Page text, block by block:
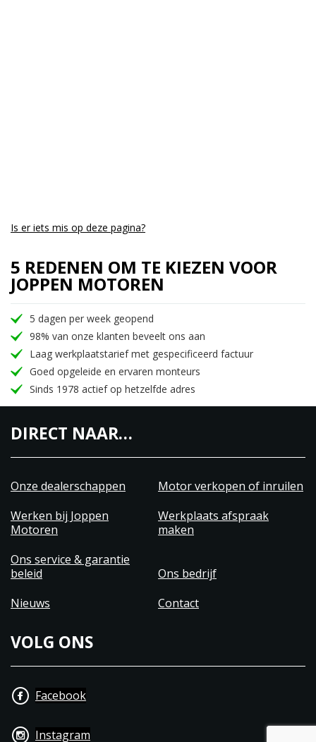
Is er iets mis op deze pagina?
5 REDENEN OM TE KIEZEN VOOR
JOPPEN MOTOREN
5 dagen per week geopend
98% van onze klanten beveelt ons aan
Laag werkplaatstarief met gespecificeerd factuur
Goed opgeleide en ervaren monteurs
Sinds 1978 actief op hetzelfde adres
DIRECT NAAR…
Onze dealerschappen
Motor verkopen of inruilen
Werken bij Joppen
Motoren
Werkplaats afspraak
maken
Ons service & garantie
beleid
Ons bedrijf
Nieuws
Contact
VOLG ONS
Facebook
Instagram